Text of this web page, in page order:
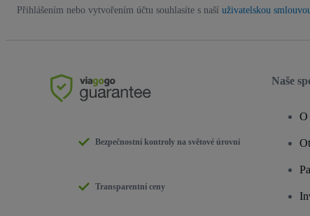
Přihlášením nebo vytvořením účtu souhlasíte s naší uživatelskou
Bezpečnostní kontroly na světové úrovni
Transparentní ceny
Naše
O